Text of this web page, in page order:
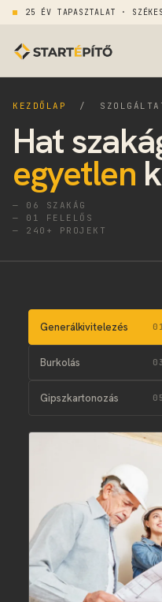
25 ÉV TAPASZTALAT ·
KEZDŐLAP /
Hat
egyetlen
— 06 SZAKÁG
— 01 FELELŐS
— 240+ PROJEKT
Generálkivitelezés
Burkolás
Gipszkartonozás